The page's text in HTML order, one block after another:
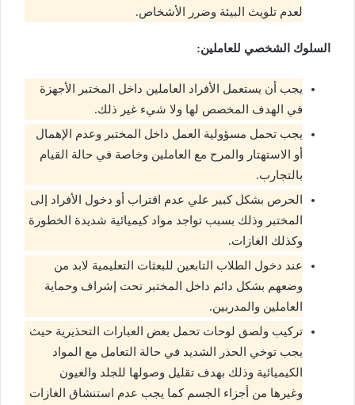
لعدم تلويث البيئة وضرر الأشخاص.
السلوك الشخصي للعاملين:
يجب أن يستعمل الأفراد العاملين داخل المختبر الأجهزة
في الهدف المخصص لها ولا شيء غير ذلك.
يجب تحمل مسؤولية العمل داخل المختبر وعدم الإهمال
أو الاستهتار والمرح مع العاملين وخاصة في حالة القيام
بالتجارب.
الحرص بشكل كبير علي عدم اقتراب أو دخول الأفراد إلى
المختبر وذلك بسبب تواجد مواد كيميائية شديدة الخطورة
وكذلك الغازات.
عند دخول الطلاب التابعين للبعثات التعليمية لابد من
وضعهم بشكل دائم داخل المختبر تحت إشراف وحماية
العاملين والمدربين.
تركيب ولصق لوحات تحمل بعض العبارات التحذيرية حيث
يجب توخي الحذر الشديد في حالة التعامل مع المواد
الكيميائية وذلك بهدف تقليل وصولها للجلد والعيون
وغيرها من أجزاء الجسم كما يجب عدم استنشاق الغازات